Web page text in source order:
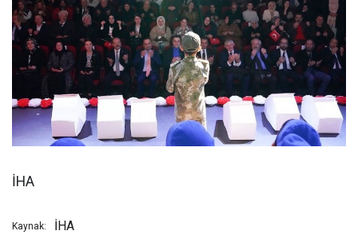
İHA
Kaynak: İHA